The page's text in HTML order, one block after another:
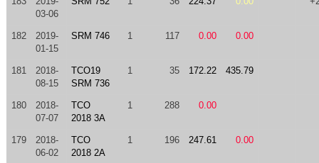
03-06
182
2019-
01-15
SRM 746 1 117 0.00 0.00
181
2018-
08-15
TCO19
SRM 736
1 35 172.22 435.79
180
2018-
07-07
TCO
2018 3A
1 288 0.00
179
2018-
06-02
TCO
2018 2A
1 196 247.61 0.00